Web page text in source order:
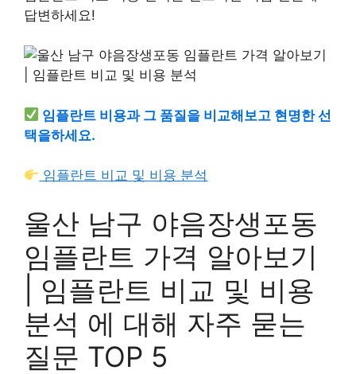
답변하세요!
임플란트 비용과 그 품질을 비교해보고 현명한 선
택을하세요.
임플란트 비교 및 비용 분석
울산 남구 야음장생포동
임플란트 가격 알아보기
| 임플란트 비교 및 비용
분석 에 대해 자주 묻는
질문 TOP 5